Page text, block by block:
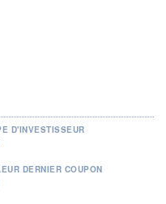
D'INVESTISSEUR
DERNIER COUPON